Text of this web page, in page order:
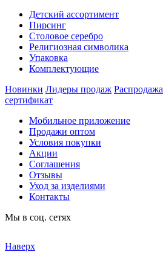
Детский ассортимент
Пирсинг
Столовое серебро
Религиозная символика
Упаковка
Комплектующие
Новинки Лидеры продаж Распродажа
сертификат
Мобильное приложение
Продажи оптом
Условия покупки
Акции
Соглашения
Отзывы
Уход за изделиями
Контакты
Мы в соц. сетях
Наверх